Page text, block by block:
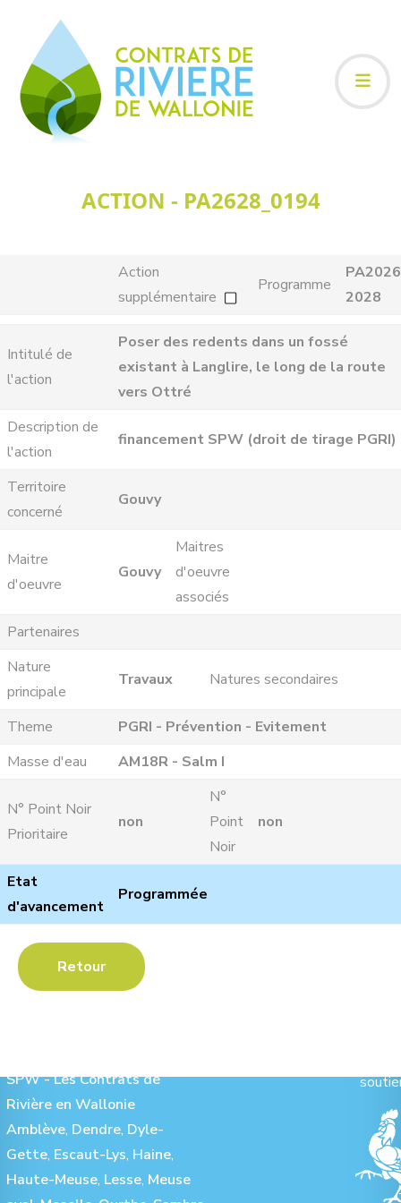
ACTION - PA2628_0194
Action
supplémentaire
Programme
2028
Intitulé de
l'action
Poser des redents dans un fossé
existant à Langlire, le long de la route
vers Ottré
Description de
l'action
financement SPW (droit de tirage PGRI)
Territoire
concerné
Gouvy
Maitre
d'oeuvre
Gouvy
Maitres
d'oeuvre
associés
Partenaires
Nature
principale
Travaux Natures secondaires
Theme
PGRI - Prévention - Evitement
Masse d'eau
AM18R - Salm I
N° Point Noir
Prioritaire
non
N°
Point
Noir
non
Etat
d'avancement
Programmée
Retour
SPW - Les Contrats de
Rivière en Wallonie
Amblève, Dendre, Dyle-
Gette, Escaut-Lys, Haine,
Haute-Meuse, Lesse, Meuse